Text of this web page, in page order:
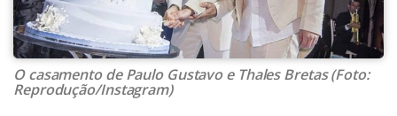
O casamento de Paulo Gustavo e Thales Bretas (Foto:
Reprodução/Instagram)